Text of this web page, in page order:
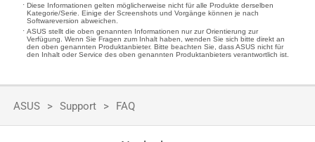
Diese Informationen gelten möglicherweise nicht für alle Produkte derselben
Kategorie/Serie. Einige der Screenshots und Vorgänge können je nach
Softwareversion abweichen.
ASUS stellt die oben genannten Informationen nur zur Orientierung zur
Verfügung. Wenn Sie Fragen zum Inhalt haben, wenden Sie sich bitte direkt an
den oben genannten Produktanbieter. Bitte beachten Sie, dass ASUS nicht für
den Inhalt oder Service des oben genannten Produktanbieters verantwortlich ist.
ASUS Support FAQ